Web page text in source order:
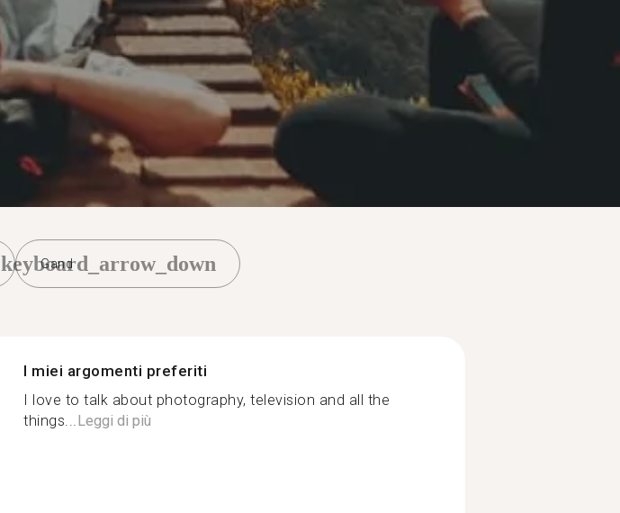
Gand
keyboard_arrow_down
I miei argomenti preferiti
I love to talk about photography, television and all the
things...Leggi di più